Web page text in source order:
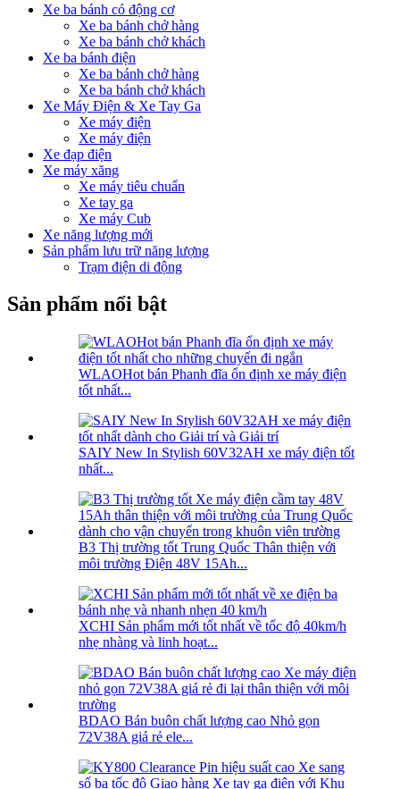
Xe ba bánh có động cơ
Xe ba bánh chở hàng
Xe ba bánh chở khách
Xe ba bánh điện
Xe ba bánh chở hàng
Xe ba bánh chở khách
Xe Máy Điện & Xe Tay Ga
Xe máy điện
Xe máy điện
Xe đạp điện
Xe máy xăng
Xe máy tiêu chuẩn
Xe tay ga
Xe máy Cub
Xe năng lượng mới
Sản phẩm lưu trữ năng lượng
Trạm điện di động
Sản phẩm nổi bật
WLAOHot bán Phanh đĩa ổn định xe máy điện
tốt nhất...
SAIY New In Stylish 60V32AH xe máy điện tốt
nhất...
B3 Thị trường tốt Trung Quốc Thân thiện với
môi trường Điện 48V 15Ah...
XCHI Sản phẩm mới tốt nhất về tốc độ 40km/h
nhẹ nhàng và linh hoạt...
BDAO Bán buôn chất lượng cao Nhỏ gọn
72V38A giá rẻ ele...